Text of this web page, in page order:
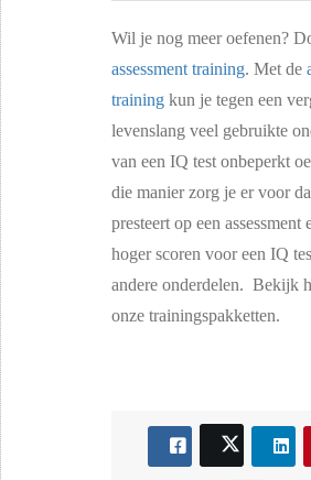
Wil je nog meer oefenen?
assessment training. Met de
training kun je tegen een
levenslang veel gebruikte
van een IQ test onbeperkt
die manier zorg je er voor
presteert op een assessment
hoger scoren voor een IQ
andere onderdelen. Bekijk
onze trainingspakketten.